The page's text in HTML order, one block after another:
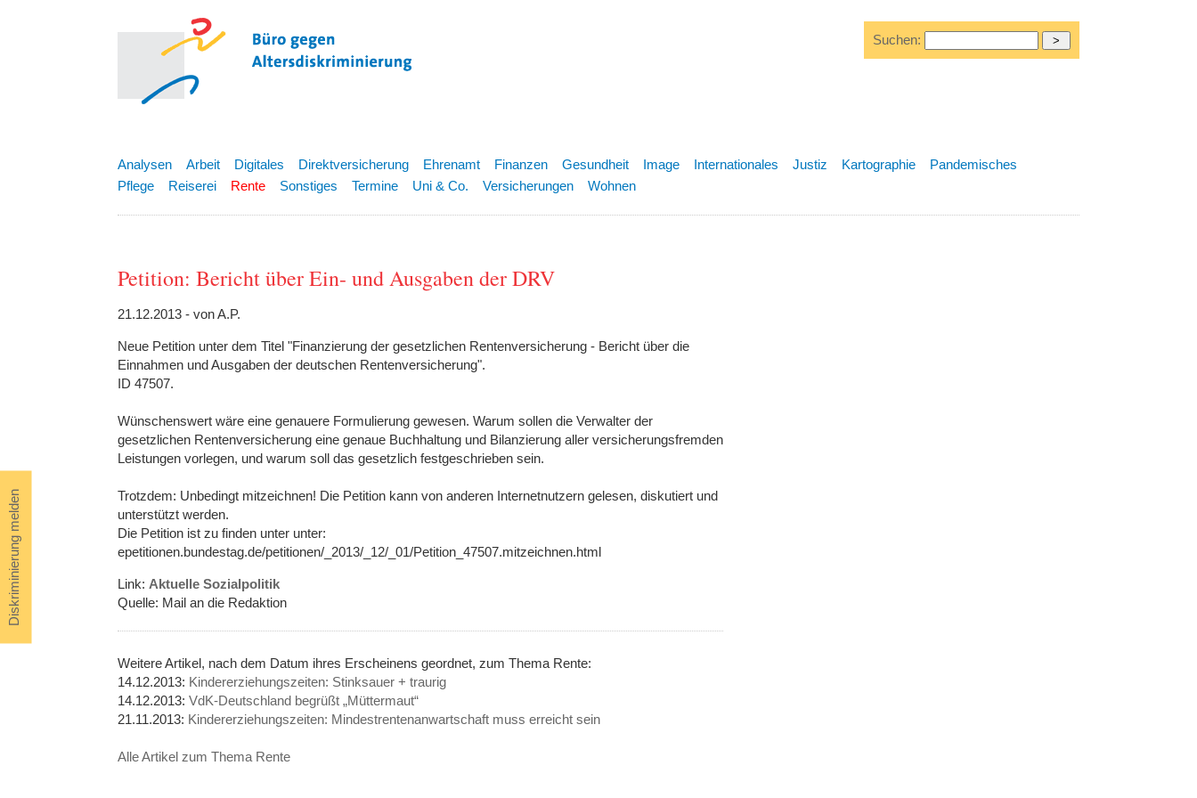
Diskriminierung melden
Suchen:
Analysen Arbeit Digitales Direktversicherung Ehrenamt Finanzen Gesundheit Image Internationales Justiz Kartographie
Pandemisches
Pflege
Reiserei Rente Sonstiges Termine Uni & Co. Versicherungen Wohnen
Petition: Bericht über Ein- und Ausgaben der DRV
21.12.2013 - von A.P.
Neue Petition unter dem Titel "Finanzierung der gesetzlichen Rentenversicherung - Bericht über die
Einnahmen und Ausgaben der deutschen Rentenversicherung".
ID 47507.
Wünschenswert wäre eine genauere Formulierung gewesen. Warum sollen die Verwalter der
gesetzlichen Rentenversicherung eine genaue Buchhaltung und Bilanzierung aller versicherungsfremden
Leistungen vorlegen, und warum soll das gesetzlich festgeschrieben sein.
Trotzdem: Unbedingt mitzeichnen! Die Petition kann von anderen Internetnutzern gelesen, diskutiert und
unterstützt werden.
Die Petition ist zu finden unter unter:
epetitionen.bundestag.de/petitionen/_2013/_12/_01/Petition_47507.mitzeichnen.html
Link: Aktuelle Sozialpolitik
Quelle: Mail an die Redaktion
Weitere Artikel, nach dem Datum ihres Erscheinens geordnet, zum Thema Rente:
14.12.2013: Kindererziehungszeiten: Stinksauer + traurig
14.12.2013: VdK-Deutschland begrüßt „Müttermaut“
21.11.2013: Kindererziehungszeiten: Mindestrentenanwartschaft muss erreicht sein
Alle Artikel zum Thema Rente